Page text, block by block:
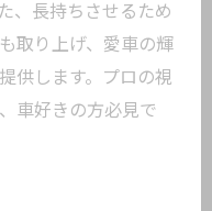
、長持ちさせるため
取り上げ、愛車の輝
供します。プロの視
車好きの方必見で